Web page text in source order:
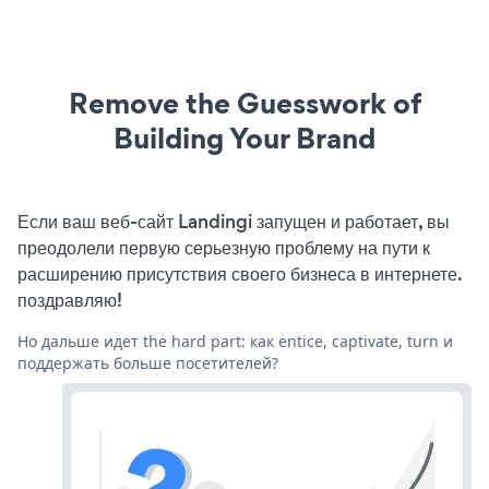
Remove the Guesswork of
Building Your Brand
Если ваш веб-сайт Landingi запущен и работает, вы
преодолели первую серьезную проблему на пути к
расширению присутствия своего бизнеса в интернете.
поздравляю!
Но дальше идет the hard part: как entice, captivate, turn и
поддержать больше посетителей?